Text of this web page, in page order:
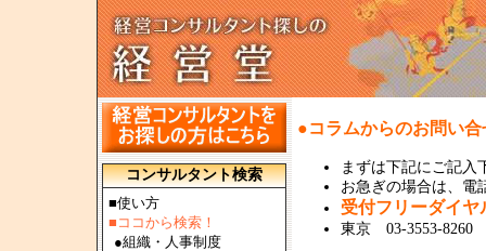
コンサルタント検索
■使い方
■ココから検索！
●組織・人事制度
●コラムからのお問い
まずは下記にご記入
お急ぎの場合は、電
受付フリーダイ
東京 03-3553-